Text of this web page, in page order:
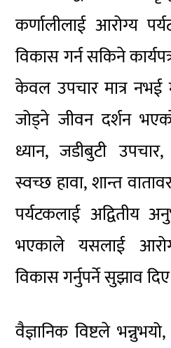
कर्णालीलाई आरोग्य
विकास गर्न सकिने
केवल उपचार मात्र नभई
जोड्ने जीवन दर्शन
ध्यान, जडीबुटी
स्वच्छ हावा, शान्त
पर्यटकलाई अद्वितीय
भएकाले यसलाई
विकास गर्नुपर्ने सुझाव
वैज्ञानिक विष्टले